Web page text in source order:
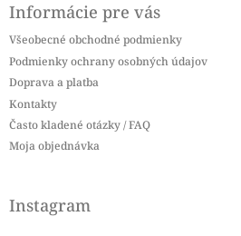
Informácie pre vás
Všeobecné obchodné podmienky
Podmienky ochrany osobných údajov
Doprava a platba
Kontakty
Často kladené otázky / FAQ
Moja objednávka
Instagram